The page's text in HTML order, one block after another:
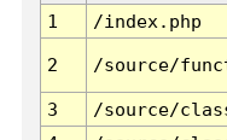
1
/index.php
2 /source/
3 /source/